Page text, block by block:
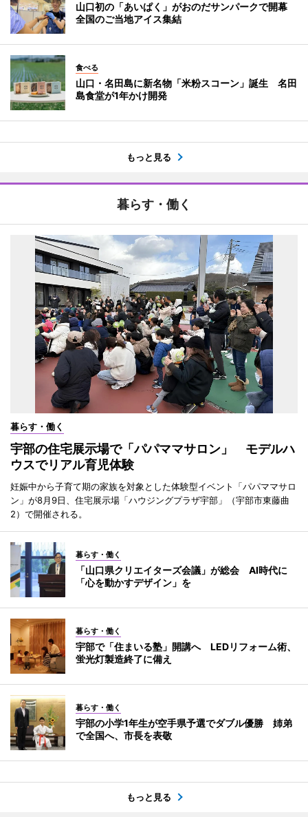
山口初の「あいぱく」がおのだサンパークで開幕
全国のご当地アイス集結
食べる
山口・名田島に新名物「米粉スコーン」誕生 名田
島食堂が1年かけ開発
もっと見る
暮らす・働く
暮らす・働く
宇部の住宅展示場で「パパママサロン」 モデルハ
ウスでリアル育児体験
妊娠中から子育て期の家族を対象とした体験型イベント「パパママサロ
ン」が8月9日、住宅展示場「ハウジングプラザ宇部」（宇部市東藤曲
2）で開催される。
暮らす・働く
「山口県クリエイターズ会議」が総会 AI時代に
「心を動かすデザイン」を
暮らす・働く
宇部で「住まいる塾」開講へ LEDリフォーム術、
蛍光灯製造終了に備え
暮らす・働く
宇部の小学1年生が空手県予選でダブル優勝 姉弟
で全国へ、市長を表敬
もっと見る